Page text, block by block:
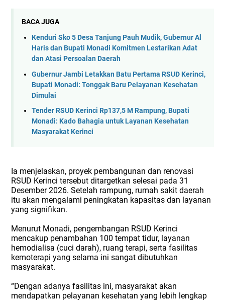
BACA JUGA
Kenduri Sko 5 Desa Tanjung Pauh Mudik, Gubernur Al
Haris dan Bupati Monadi Komitmen Lestarikan Adat
dan Atasi Persoalan Daerah
Gubernur Jambi Letakkan Batu Pertama RSUD Kerinci,
Bupati Monadi: Tonggak Baru Pelayanan Kesehatan
Dimulai
Tender RSUD Kerinci Rp137,5 M Rampung, Bupati
Monadi: Kado Bahagia untuk Layanan Kesehatan
Masyarakat Kerinci
Ia menjelaskan, proyek pembangunan dan renovasi
RSUD Kerinci tersebut ditargetkan selesai pada 31
Desember 2026. Setelah rampung, rumah sakit daerah
itu akan mengalami peningkatan kapasitas dan layanan
yang signifikan.
Menurut Monadi, pengembangan RSUD Kerinci
mencakup penambahan 100 tempat tidur, layanan
hemodialisa (cuci darah), ruang terapi, serta fasilitas
kemoterapi yang selama ini sangat dibutuhkan
masyarakat.
“Dengan adanya fasilitas ini, masyarakat akan
mendapatkan pelayanan kesehatan yang lebih lengkap